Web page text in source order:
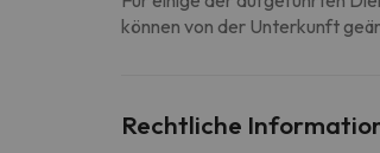
können von der Unterkunft
Rechtliche